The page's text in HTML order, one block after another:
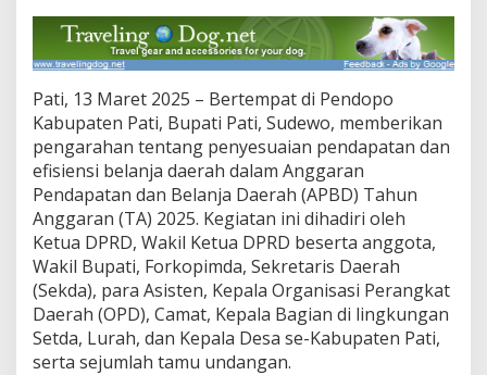
E
f
i
i
e
n
A
n
g
g
a
r
a
n
u
Pati, 13 Maret 2025 – Bertempat di Pendopo
Kabupaten Pati, Bupati Pati, Sudewo, memberikan
pengarahan tentang penyesuaian pendapatan dan
efisiensi belanja daerah dalam Anggaran
Pendapatan dan Belanja Daerah (APBD) Tahun
Anggaran (TA) 2025. Kegiatan ini dihadiri oleh
Ketua DPRD, Wakil Ketua DPRD beserta anggota,
Wakil Bupati, Forkopimda, Sekretaris Daerah
(Sekda), para Asisten, Kepala Organisasi Perangkat
Daerah (OPD), Camat, Kepala Bagian di lingkungan
Setda, Lurah, dan Kepala Desa se-Kabupaten Pati,
serta sejumlah tamu undangan.